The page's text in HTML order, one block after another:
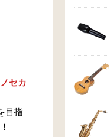
ノセカ
目指